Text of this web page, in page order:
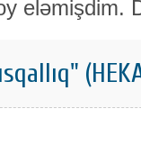
eləmişdim.